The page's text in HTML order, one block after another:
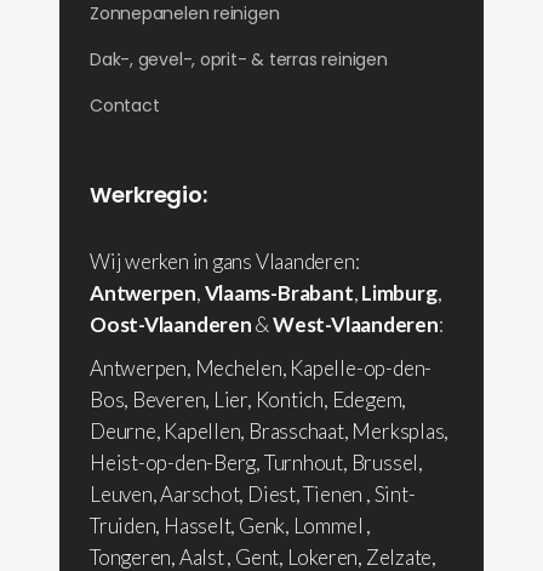
Zonnepanelen reinigen
Dak-, gevel-, oprit- & terras reinigen
Contact
Werkregio:
Wij werken in gans Vlaanderen:
Antwerpen,Vlaams-Brabant,Limburg,
Oost-Vlaanderen&West-Vlaanderen:
Antwerpen, Mechelen, Kapelle-op-den-
Bos, Beveren, Lier, Kontich, Edegem,
Deurne, Kapellen, Brasschaat, Merksplas,
Heist-op-den-Berg, Turnhout, Brussel,
Leuven, Aarschot, Diest, Tienen , Sint-
Truiden, Hasselt, Genk, Lommel ,
Tongeren, Aalst , Gent, Lokeren, Zelzate,